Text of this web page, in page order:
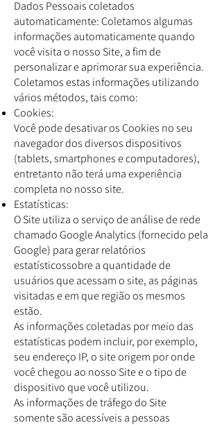
Dados Pessoais coletados
automaticamente: Coletamos algumas
informações automaticamente quando
você visita o nosso Site, a fim de
personalizar e aprimorar sua experiência.
Coletamos estas informações utilizando
vários métodos, tais como:
Cookies:
Você pode desativar os Cookies no seu
navegador dos diversos dispositivos
(tablets, smartphones e computadores),
entretanto não terá uma experiência
completa no nosso site.
Estatísticas:
O Site utiliza o serviço de análise de rede
chamado Google Analytics (fornecido pela
Google) para gerar relatórios
estatísticossobre a quantidade de
usuários que acessam o site, as páginas
visitadas e em que região os mesmos
estão.
As informações coletadas por meio das
estatísticas podem incluir, por exemplo,
seu endereço IP, o site origem por onde
você chegou ao nosso Site e o tipo de
dispositivo que você utilizou.
As informações de tráfego do Site
somente são acessíveis a pessoas